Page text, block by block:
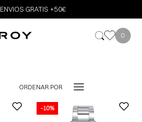
ENVIOS GRATIS +50€
0
ORDENAR POR
-10%